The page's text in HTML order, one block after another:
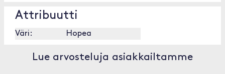
Attribuutti
Väri: Hopea
Lue arvosteluja asiakkailtamme